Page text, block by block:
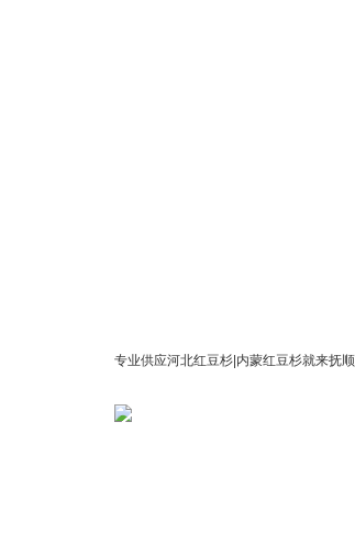
专业供应河北红豆杉|内蒙红豆杉就来抚